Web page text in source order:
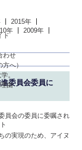
ド
わせ
方へ）
。
由
2015年
年
2009年
委員会委員に
員会の委員に委嘱され
の実現のため、アイヌ